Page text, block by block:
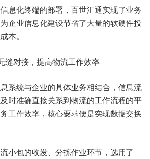
息化终端的部署，百世汇通实现了业务
企业信息化建设节省了大量的软硬件投
本。
缝对接，提高物流工作效率
系统与企业的具体业务相结合，信息流
时准确直接关系到物流的工作流程的平
工作效率，核心要求便是实现数据交换
小包的收发、分拣作业环节，选用了